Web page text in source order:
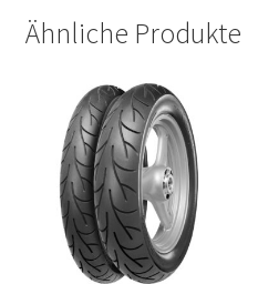
Ähnliche Produkte